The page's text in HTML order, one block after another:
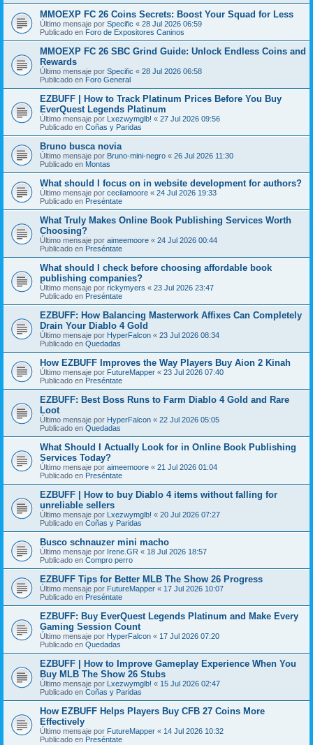
MMOEXP FC 26 Coins Secrets: Boost Your Squad for Less
Último mensaje por Specific « 28 Jul 2026 06:59
Publicado en Foro de Expositores Caninos
MMOEXP FC 26 SBC Grind Guide: Unlock Endless Coins and
Rewards
Último mensaje por Specific « 28 Jul 2026 06:58
Publicado en Foro General
EZBUFF | How to Track Platinum Prices Before You Buy
EverQuest Legends Platinum
Último mensaje por Lxezwymglb! « 27 Jul 2026 09:56
Publicado en Coñas y Paridas
Bruno busca novia
Último mensaje por Bruno-mini-negro « 26 Jul 2026 11:30
Publicado en Montas
What should I focus on in website development for authors?
Último mensaje por cecilamoore « 24 Jul 2026 19:33
Publicado en Preséntate
What Truly Makes Online Book Publishing Services Worth
Choosing?
Último mensaje por aimeemoore « 24 Jul 2026 00:44
Publicado en Preséntate
What should I check before choosing affordable book
publishing companies?
Último mensaje por rickymyers « 23 Jul 2026 23:47
Publicado en Preséntate
EZBUFF: How Balancing Masterwork Affixes Can Completely
Drain Your Diablo 4 Gold
Último mensaje por HyperFalcon « 23 Jul 2026 08:34
Publicado en Quedadas
How EZBUFF Improves the Way Players Buy Aion 2 Kinah
Último mensaje por FutureMapper « 23 Jul 2026 07:40
Publicado en Preséntate
EZBUFF: Best Boss Runs to Farm Diablo 4 Gold and Rare
Loot
Último mensaje por HyperFalcon « 22 Jul 2026 05:05
Publicado en Quedadas
What Should I Actually Look for in Online Book Publishing
Services Today?
Último mensaje por aimeemoore « 21 Jul 2026 01:04
Publicado en Preséntate
EZBUFF | How to buy Diablo 4 items without falling for
unreliable sellers
Último mensaje por Lxezwymglb! « 20 Jul 2026 07:27
Publicado en Coñas y Paridas
Busco schnauzer mini macho
Último mensaje por Irene.GR « 18 Jul 2026 18:57
Publicado en Compro perro
EZBUFF Tips for Better MLB The Show 26 Progress
Último mensaje por FutureMapper « 17 Jul 2026 10:07
Publicado en Preséntate
EZBUFF: Buy EverQuest Legends Platinum and Make Every
Gaming Session Count
Último mensaje por HyperFalcon « 17 Jul 2026 07:20
Publicado en Quedadas
EZBUFF | How to Improve Gameplay Experience When You
Buy MLB The Show 26 Stubs
Último mensaje por Lxezwymglb! « 15 Jul 2026 02:47
Publicado en Coñas y Paridas
How EZBUFF Helps Players Buy CFB 27 Coins More
Effectively
Último mensaje por FutureMapper « 14 Jul 2026 10:32
Publicado en Preséntate